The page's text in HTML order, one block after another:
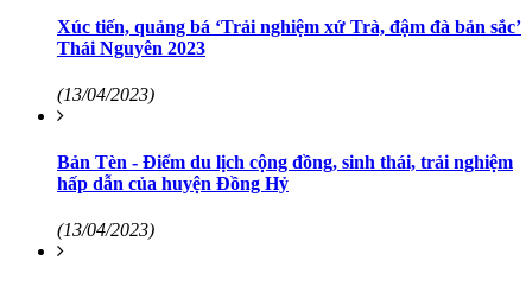
Xúc tiến, quảng bá ‘Trải nghiệm xứ Trà, đậm đà bản sắc’
Thái Nguyên 2023
(13/04/2023)
Bản Tèn - Điểm du lịch cộng đồng, sinh thái, trải nghiệm
hấp dẫn của huyện Đồng Hỷ
(13/04/2023)